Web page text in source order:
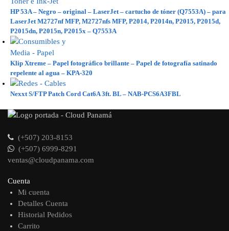
HP 53A – Negro – original – LaserJet – cartucho de tóner (Q7553A) – para
LaserJet M2727nf MFP, M2727nfs MFP, P2014, P2014n, P2015, P2015d,
P2015dn, P2015n, P2015x – Q7553A
Klip Xtreme – Papel fotográfico brillante – Papel de fotografía satinado
repelente al agua – KPA-320
Nexxt S/FTP Patch Cord Cat6A 3ft. BL – NAB-PCS6A3FBL
(+507) 203-8153
(+507) 6999-8291
ventas@cloudpanama.com
Cuenta
Mi cuenta
Detalles Cuenta
Historial Pedidos
Carrito